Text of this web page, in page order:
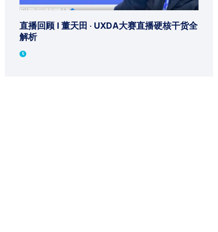
直播回顾 | 董天田 · UXDA大赛直播硬核干货全
解析